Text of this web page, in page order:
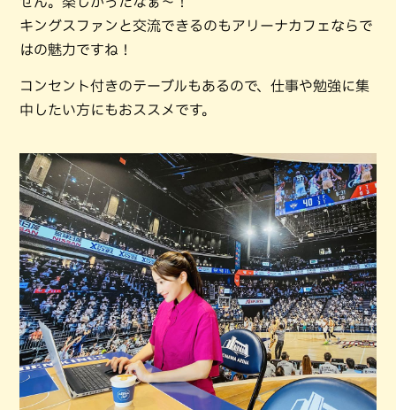
キングスファンと交流できるのもアリーナカフェならで
はの魅力ですね！
コンセント付きのテーブルもあるので、仕事や勉強に集
中したい方にもおススメです。